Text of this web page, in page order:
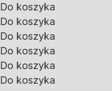
Do koszyka
Do koszyka
Do koszyka
Do koszyka
Do koszyka
Do koszyka